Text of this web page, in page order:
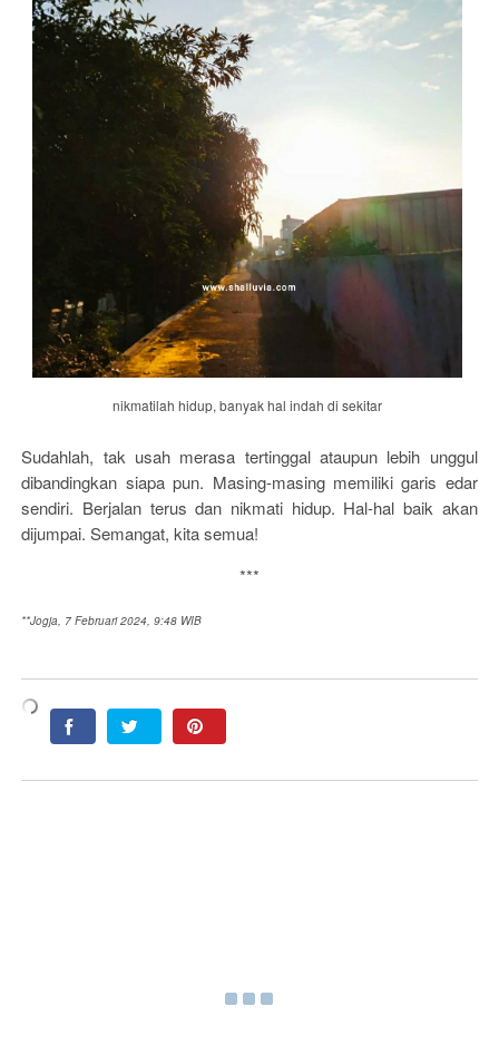
nikmatilah hidup, banyak hal indah di sekitar
Sudahlah, tak usah merasa tertinggal ataupun lebih unggul
dibandingkan siapa pun. Masing-masing memiliki garis edar
sendiri. Berjalan terus dan nikmati hidup. Hal-hal baik akan
dijumpai. Semangat, kita semua!
***
**Jogja, 7 Februari 2024, 9:48 WIB